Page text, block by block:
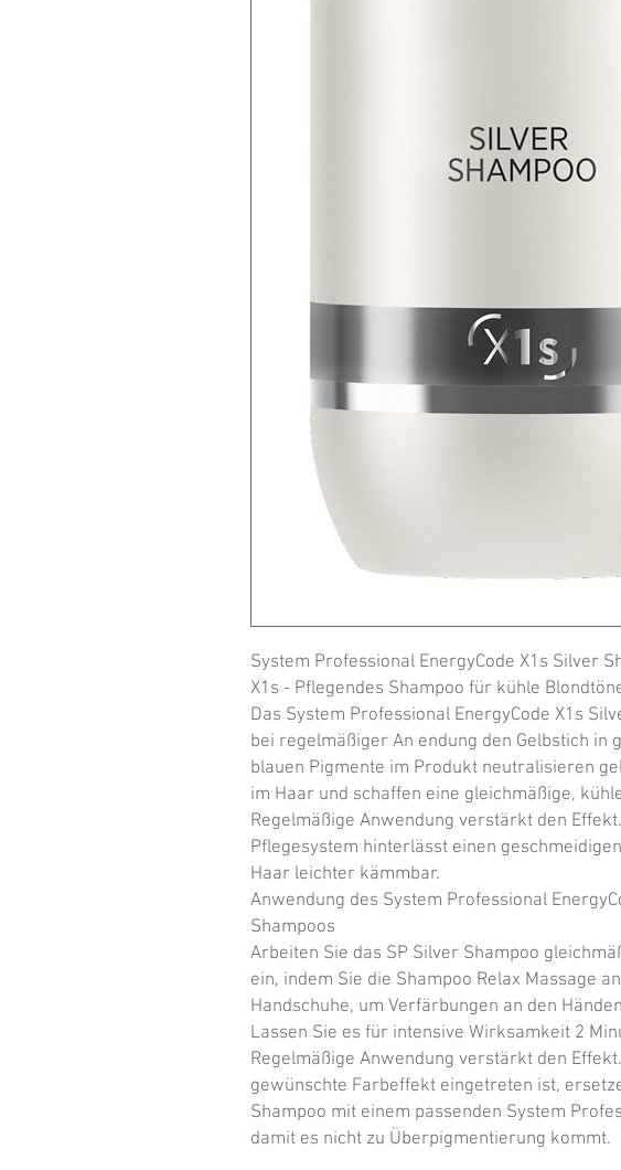
System Professional EnergyCode X1s Silver
X1s - Pflegendes Shampoo für kühle
Das System Professional EnergyCode X1s
bei regelmäßiger An endung den Gelbstich in
blauen Pigmente im Produkt neutralisieren
im Haar und schaffen eine gleichmäßige,
Regelmäßige Anwendung verstärkt den
Pflegesystem hinterlässt einen
Haar leichter kämmbar.
Anwendung des System Professional
Shampoos
Arbeiten Sie das SP Silver Shampoo
ein, indem Sie die Shampoo Relax Massage
Handschuhe, um Verfärbungen an den
Lassen Sie es für intensive Wirksamkeit 2
Regelmäßige Anwendung verstärkt den
gewünschte Farbeffekt eingetreten ist,
Shampoo mit einem passenden System
damit es nicht zu Überpigmentierung kommt.